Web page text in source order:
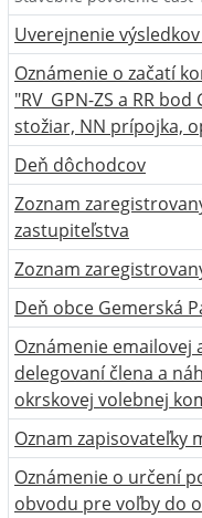
Uverejnenie
Oznámenie o začatí
"RV_GPN-ZS a RR
stožiar, NN prípojka,
Deň dôchodcov
Zoznam
zastupiteľstva
Zoznam
Deň obce Gemerská
Oznámenie emailovej
delegovaní člena a
okrskovej volebnej
Oznam zapisovateľky
Oznámenie o určení
obvodu pre voľby do